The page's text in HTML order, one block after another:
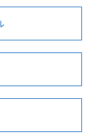
以下を必ずお読
Cr(VI)